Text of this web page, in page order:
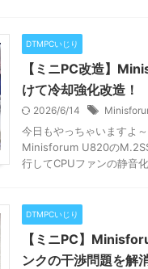
DTMPCいじり
【ミニPC改造】
けて冷却強化改造！
2026/6/14
今日もやっちゃいますよ
Minisforum U820の
行してCPUファンの静音
DTMPCいじり
【ミニPC】
ンクの干渉問題を解